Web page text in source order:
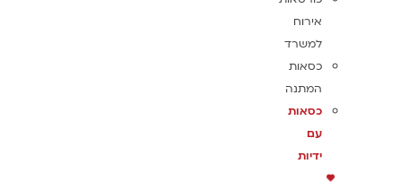
אירוח
למשרד
כסאות
המתנה
כסאות
עם
ידיות